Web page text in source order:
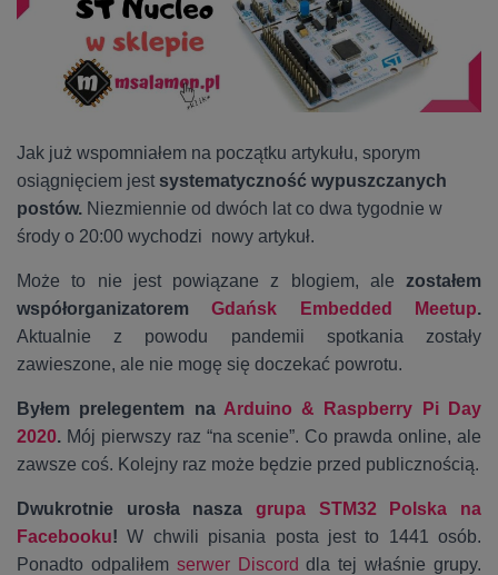
Jak już wspomniałem na początku artykułu, sporym
osiągnięciem jest systematyczność wypuszczanych
postów. Niezmiennie od dwóch lat co dwa tygodnie w
środy o 20:00 wychodzi nowy artykuł.
Może to nie jest powiązane z blogiem, ale zostałem
współorganizatoremGdańsk Embedded Meetup.
Aktualnie z powodu pandemii spotkania zostały
zawieszone, ale nie mogę się doczekać powrotu.
Byłem prelegentem na Arduino & Raspberry Pi Day
2020. Mój pierwszy raz “na scenie”. Co prawda online, ale
zawsze coś. Kolejny raz może będzie przed publicznością.
Dwukrotnie urosła nasza grupa STM32 Polska na
Facebooku! W chwili pisania posta jest to 1441 osób.
Ponadto odpaliłem serwer Discord dla tej właśnie grupy.